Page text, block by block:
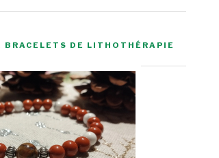
BRACELETS DE LITHOTHÉRAPIE